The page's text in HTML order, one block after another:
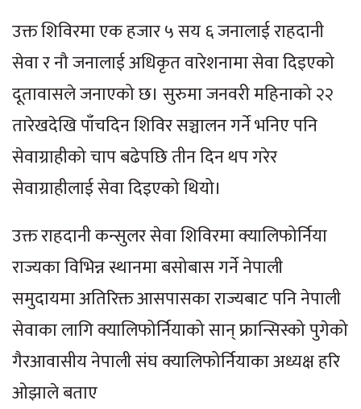
उक्त शिविरमा एक हजार ५ सय ६ जनालाई राहदानी
सेवा र नौ जनालाई अधिकृत वारेशनामा सेवा दिइएको
दूतावासले जनाएको छ। सुरुमा जनवरी महिनाको २२
तारेखदेखि पाँचदिन शिविर सञ्चालन गर्ने भनिए पनि
सेवाग्राहीको चाप बढेपछि तीन दिन थप गरेर
सेवाग्राहीलाई सेवा दिइएको थियो।
उक्त राहदानी कन्सुलर सेवा शिविरमा क्यालिफोर्निया
राज्यका विभिन्न स्थानमा बसोबास गर्ने नेपाली
समुदायमा अतिरिक्त आसपासका राज्यबाट पनि नेपाली
सेवाका लागि क्यालिफोर्नियाको सान् फ्रान्सिस्को पुगेको
गैरआवासीय नेपाली संघ क्यालिफोर्नियाका अध्यक्ष हरि
ओझाले बताए